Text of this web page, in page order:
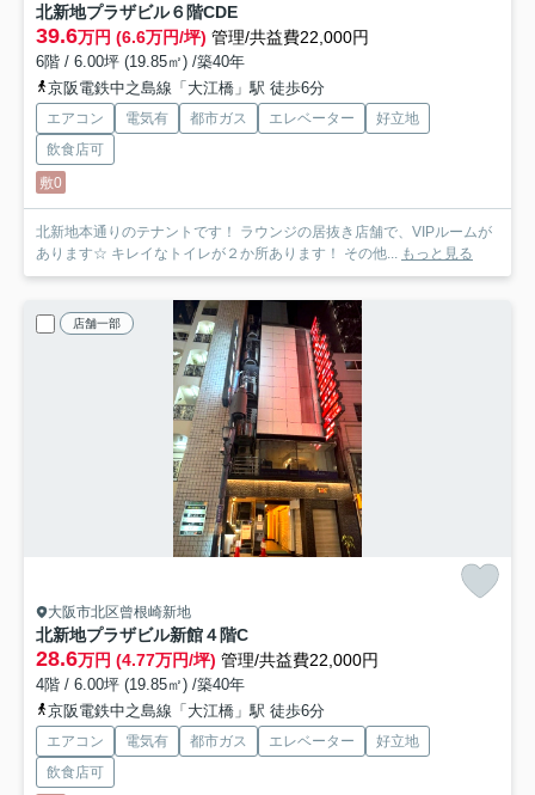
北新地プラザビル６階CDE
39.6万円 (6.6万円/坪) 管理/共益費22,000円
6階 / 6.00坪 (19.85㎡) /築40年
京阪電鉄中之島線「大江橋」駅 徒歩6分
エアコン 電気有 都市ガス エレベーター
好立地
飲食店可
敷0
北新地本通りのテナントです！ ラウンジの居抜き店舗で、VIPルームが
あります☆ キレイなトイレが２か所あります！ その他...
もっと見る
店舗一部
大阪市北区曾根崎新地
北新地プラザビル新館４階C
28.6万円 (4.77万円/坪) 管理/共益費22,000円
4階 / 6.00坪 (19.85㎡) /築40年
京阪電鉄中之島線「大江橋」駅 徒歩6分
エアコン 電気有 都市ガス エレベーター
好立地
飲食店可